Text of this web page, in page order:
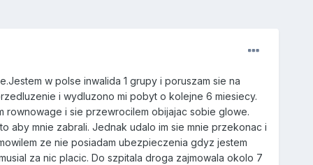
w polse inwalida 1 grupy i poruszam sie na
i wydluzono mi pobyt o kolejne 6 miesiecy.
rownowage i sie przewrocilem obijajac sobie glowe.
aby mnie zabrali. Jednak udalo im sie mnie przekonac i
ze nie posiadam ubezpieczenia gdyz jestem
za nic placic. Do szpitala droga zajmowala okolo 7